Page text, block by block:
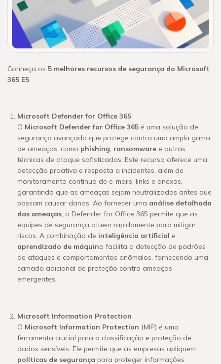
Conheça os 5 melhores recursos de segurança do Microsoft
365 E5:
Microsoft Defender for Office 365
O Microsoft Defender for Office 365 é uma solução de
segurança avançada que protege contra uma ampla gama
de ameaças, como phishing, ransomware e outras
técnicas de ataque sofisticadas. Este recurso oferece uma
detecção proativa e resposta a incidentes, além de
monitoramento contínuo de e-mails, links e anexos,
garantindo que as ameaças sejam neutralizadas antes que
possam causar danos. Ao fornecer uma análise detalhada
das ameaças, o Defender for Office 365 permite que as
equipes de segurança atuem rapidamente para mitigar
riscos. A combinação de inteligência artificial e
aprendizado de máquina facilita a detecção de padrões
de ataques e comportamentos anômalos, fornecendo uma
camada adicional de proteção contra ameaças
emergentes.
Microsoft Information Protection
O Microsoft Information Protection (MIP) é uma
ferramenta crucial para a classificação e proteção de
dados sensíveis. Ele permite que as empresas apliquem
políticas de segurança para proteger informações